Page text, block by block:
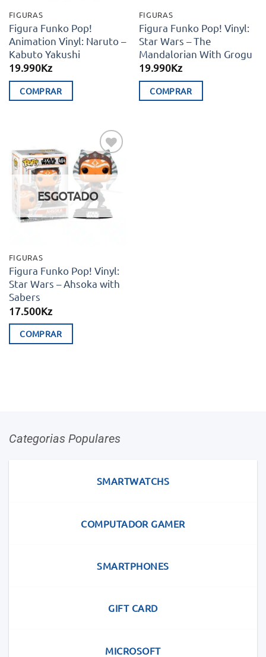
FIGURAS
Figura Funko Pop!
Animation Vinyl: Naruto –
Kabuto Yakushi
19.990Kz
COMPRAR
FIGURAS
Figura Funko Pop! Vinyl:
Star Wars – The
Mandalorian With Grogu
19.990Kz
COMPRAR
Adicionar
aos meus
desejos
ESGOTADO
FIGURAS
Figura Funko Pop! Vinyl:
Star Wars – Ahsoka with
Sabers
17.500Kz
COMPRAR
Categorias Populares
SMARTWATCHS
COMPUTADOR GAMER
SMARTPHONES
GIFT CARD
MICROSOFT